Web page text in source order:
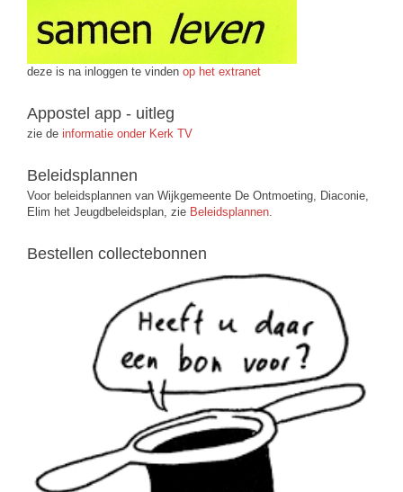
deze is na inloggen te vinden op het extranet
Appostel app - uitleg
zie de informatie onder Kerk TV
Beleidsplannen
Voor beleidsplannen van Wijkgemeente De Ontmoeting, Diaconie,
Elim het Jeugdbeleidsplan, zie Beleidsplannen.
Bestellen collectebonnen